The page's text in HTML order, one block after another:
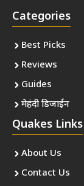
Categories
Best Picks
Reviews
Guides
मेहंदी डिजाईन
Quakes Links
About Us
Contact Us